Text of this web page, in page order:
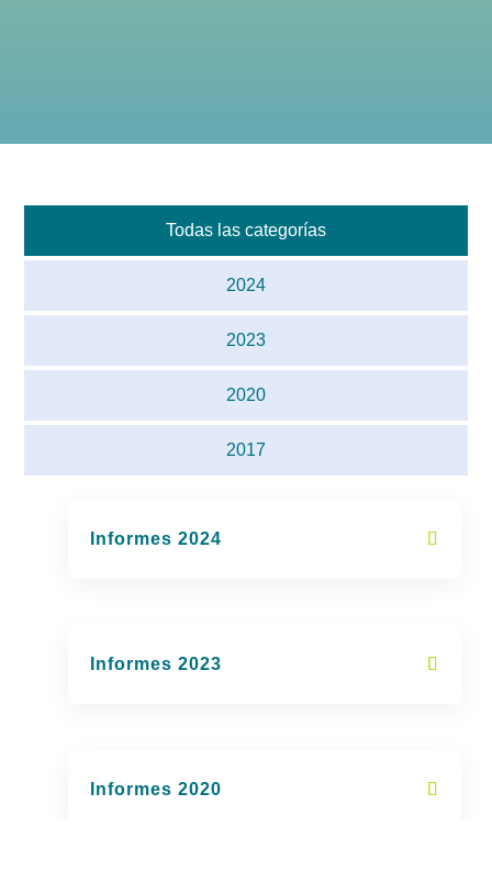
Todas las categorías
2024
2023
2020
2017
Informes 2024
Informes 2023
Informes 2020